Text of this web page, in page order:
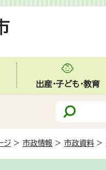
出産・子ども・教育
ジ > 市政情報 > 市政資料 >